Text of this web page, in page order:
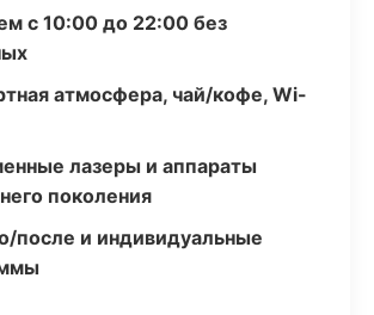
с 10:00 до 22:00 без
атмосфера, чай/кофе, Wi-
лазеры и аппараты
поколения
после и индивидуальные